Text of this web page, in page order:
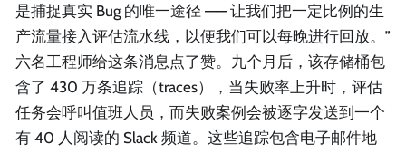
是捕捉真实 Bug 的唯一途径 —— 让我们把一定比例的生
产流量接入评估流水线，以便我们可以每晚进行回放。”
六名工程师给这条消息点了赞。九个月后，该存储桶包
含了 430 万条追踪（traces），当失败率上升时，评估
任务会呼叫值班人员，而失败案例会被逐字发送到一个
有 40 人阅读的 Slack 频道。这些追踪包含电子邮件地